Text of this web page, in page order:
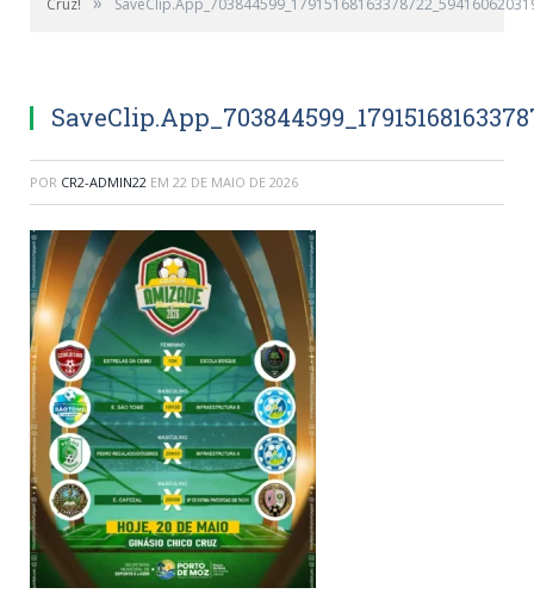
POR CR2-ADMIN22 EM 22 DE MAIO DE 2026